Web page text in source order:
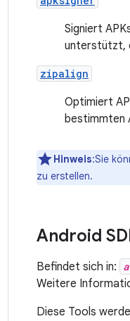
Signiert
unterstützt,
zipalign
Optimiert
bestimmten
Hinweis:Sie
zu erstellen.
Android
Befindet sich in:
Weitere
Diese Tools